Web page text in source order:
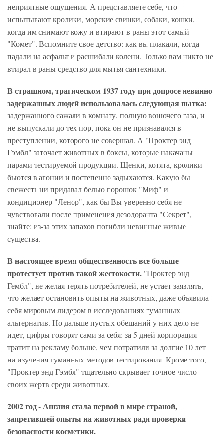
неприятные ощущения. А представляете себе, что
испытывают кролики, морские свинки, собаки, кошки,
когда им снимают кожу и втирают в раны этот самый
"Комет". Вспомните свое детство: как вы плакали, когда
падали на асфальт и расшибали колени. Только вам никто не
втирал в раны средство для мытья сантехники.
В страшном, трагическом 1937 году при допросе невинно
задержанных людей использовалась следующая пытка:
задержанного сажали в комнату, полную вонючего газа, и
не выпускали до тех пор, пока он не признавался в
преступлении, которого не совершал. А "Проктер энд
Гэмбл" заточает животных в боксы, которые накачаны
парами тестируемой продукции. Щенки, котята, кролики
бьются в агонии и постепенно задыхаются. Какую бы
свежесть ни придавал белью порошок "Миф" и
кондиционер "Ленор", как бы Вы уверенно себя не
чувствовали после применения дезодоранта "Секрет",
знайте: из-за этих запахов погибли невинные живые
существа.
В настоящее время общественность все больше
протестует против такой жестокости. "Проктер энд
Гембл", не желая терять потребителей, не устает заявлять,
что желает остановить опыты на животных, даже объявила
себя мировым лидером в исследованиях гуманных
альтернатив. Но дальше пустых обещаний у них дело не
идет, цифры говорят сами за себя: за 5 дней корпорация
тратит на рекламу больше, чем потратили за долгие 10 лет
на изучения гуманных методов тестирования. Кроме того,
"Проктер энд Гэмбл" тщательно скрывает точное число
своих жертв среди животных.
2002 год - Англия стала первой в мире страной,
запретившей опыты на животных ради проверки
безопасности косметики.